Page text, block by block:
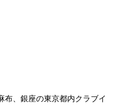
布、銀座の東京都内クラブイ